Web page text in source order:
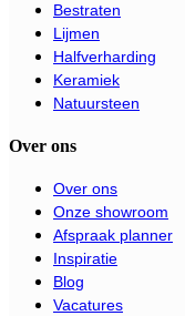
Bestraten
Lijmen
Halfverharding
Keramiek
Natuursteen
Over ons
Over ons
Onze showroom
Afspraak planner
Inspiratie
Blog
Vacatures